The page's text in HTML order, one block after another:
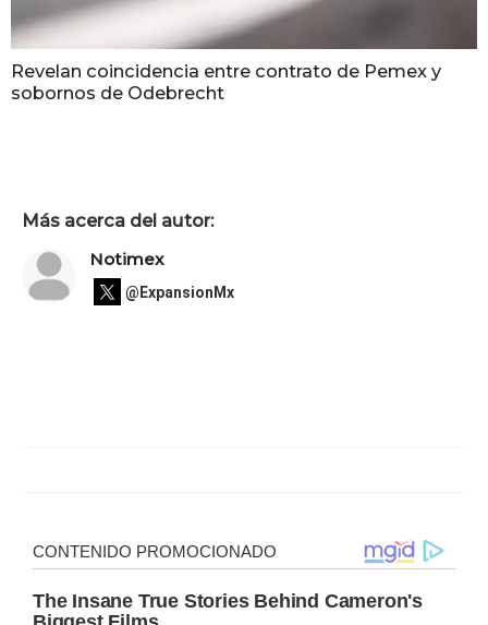
Revelan coincidencia entre contrato de Pemex y
sobornos de Odebrecht
Más acerca del autor:
Notimex
@ExpansionMx